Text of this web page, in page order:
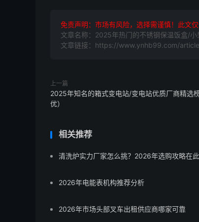
免责声明：市场有风险，选择需谨慎！此文
文章名称：2025年热门的不锈钢保温饭盒/小
文章链接：https://www.ynhb99.com/
上一篇
2025年知名的箱式变电站/变电站优质厂商精选
优）
相关推荐
清洗炉实力厂家怎么挑？2026年选购攻略在此
2026年电能表机构推荐分析
2026年市场头部叉车出租供应商哪家可靠